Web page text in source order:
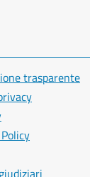
trasparente